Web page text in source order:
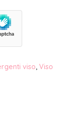
viso, Viso